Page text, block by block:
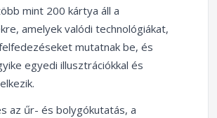
mint 200 kártya áll a
amelyek valódi technológiákat,
mutatnak be, és
egyedi illusztrációkkal és
az űr- és bolygókutatás, a